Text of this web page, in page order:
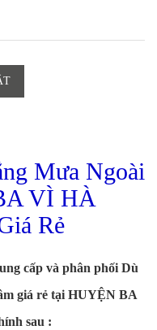
Mưa Ngoài
VÌ HÀ
Rẻ
cấp và phân phối Dù
giá rẻ tại HUYỆN BA
sau :